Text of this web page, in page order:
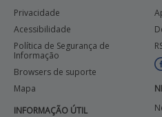
Privacidade
Acessibilidade
Política de Segurança de
Informação
Browsers de suporte
Mapa
INFORMAÇÃO ÚTIL